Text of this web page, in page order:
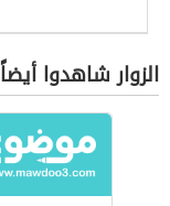
الزوار شاهدوا أيضاً